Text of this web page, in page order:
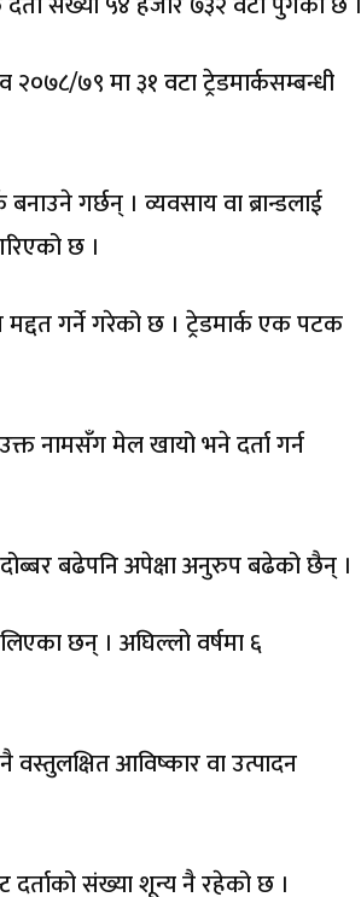
२०७८/७९ मा ३१ वटा ट्रेडमार्कसम्बन्धी
गर्छन् । व्यवसाय वा ब्रान्डलाई
छ ।
गर्ने गरेको छ । ट्रेडमार्क एक पटक
नामसँंग मेल खायो भने दर्ता गर्न
बढेपनि अपेक्षा अनुरुप बढेको छैन् ।
छन् । अघिल्लो वर्षमा ६
आविष्कार वा उत्पादन
दर्ताको संख्या शून्य नै रहेको छ ।